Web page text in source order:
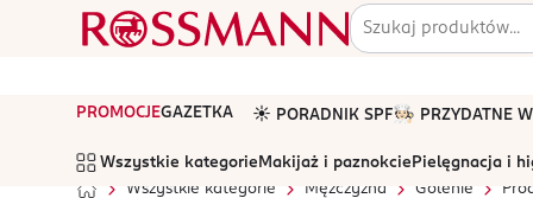
PROMOCJEGAZETKA ☀️ PORADNIK SPF🧑🏻‍🍳 PRZYDATNE
Wszystkie kategorie Makijaż i paznokcie Pielęgnacja i
Wszystkie kategorie
Mężczyzna Golenie